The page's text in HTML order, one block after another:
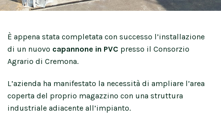
È appena stata completata con successo l’installazione
di un nuovo capannone in PVC presso il Consorzio
Agrario di Cremona.
L’azienda ha manifestato la necessità di ampliare l’area
coperta del proprio magazzino con una struttura
industriale adiacente all’impianto.